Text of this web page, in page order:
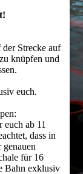
Strecke auf
knüpfen und
euch.
euch ab 11
dass in
für 16
Bahn exklusiv